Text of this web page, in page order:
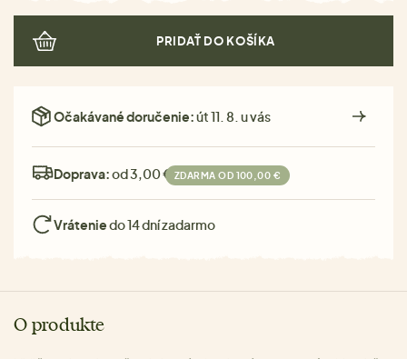
PRIDAŤ DO KOŠÍKA
Očakávané doručenie:út 11. 8. u vás
Doprava:od 3,00 € ZDARMA OD 100,00 €
Vráteniedo 14 dní zadarmo
O produkte